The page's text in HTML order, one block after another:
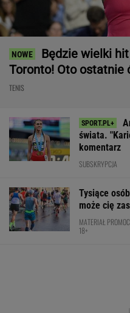
Będzie wielki
Toronto! Oto ostatnie
TENIS
świata.
komentarz
SUBSKRYPCJA
Tysiące
może cię
MATERIAŁ
18+